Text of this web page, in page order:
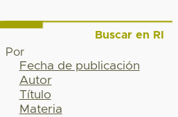
Buscar en RI
Por
Fecha de publicación
Autor
Título
Materia